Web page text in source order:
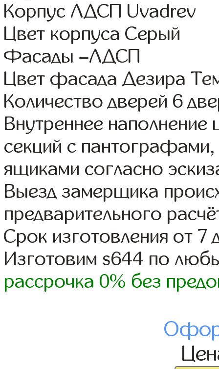
Корпус ЛДСП Uvadrev
Цвет корпуса Серый
Фасады –ЛДСП
Цвет фасада Дезира
Количество дверей 6
Внутреннее
секций с
ящиками согласно
Выезд замерщика
предварительного
Срок изготовления от 7
Изготовим s644 по
рассрочка 0% без